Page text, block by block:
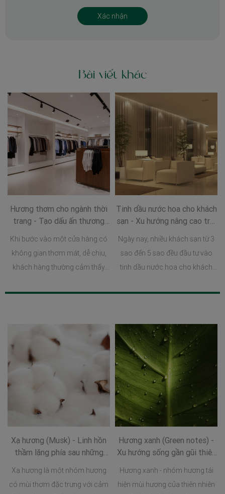
Bài viết khác
Hương thơm cho ngành thời
trang - Tạo dấu ấn thương
hiệu và nâng tầm trải nghiệm
Khi bước vào một cửa hàng có
không gian thơm mát, dễ chịu,
khách hàng thường cảm thấy
nhiều thời gian để tham quan và
Tinh dầu nước hoa cho khách
sạn - Xu hướng nâng cao trải
nghiệm lưu trú hiện đại
Ngày nay, nhiều khách sạn từ 3
sao đến 5 sao đều đầu tư vào
tinh dầu nước hoa cho khách
lược xây dựng hình ảnh thương
khách hàng.
Xạ hương (Musk) - Linh hồn
thầm lặng phía sau những
Xạ hương là một nhóm hương
có mùi thơm đặc trưng với cảm
Hương xanh (Green notes) -
Xu hướng sống gần gũi thiên
Hương xanh - nhóm hương tái
hiện mùi hương của thiên nhiên